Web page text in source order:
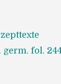
germ. fol.